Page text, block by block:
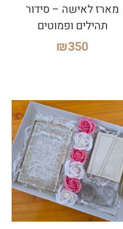
מארז לאישה – סידור
תהילים ופמוטים
₪350